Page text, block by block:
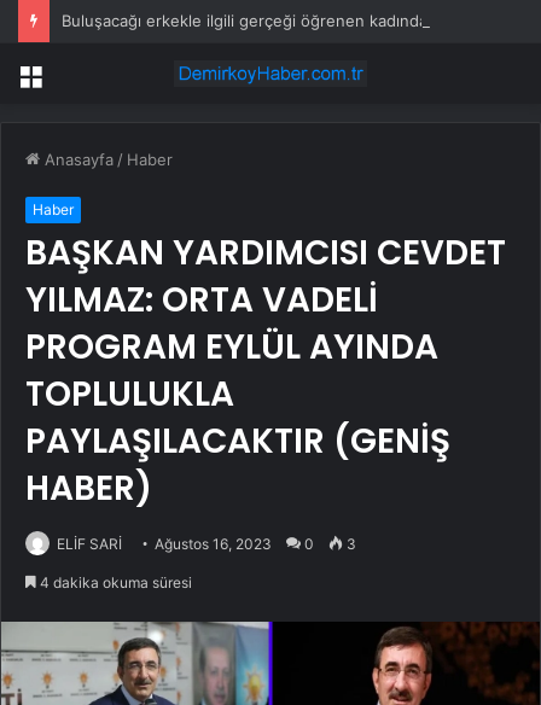
Menü
Anasayfa / Haber
Haber
BAŞKAN YARDIMCISI CEVDET
YILMAZ: ORTA VADELİ
PROGRAM EYLÜL AYINDA
TOPLULUKLA
PAYLAŞILACAKTIR (GENİŞ
HABER)
ELİF SARİ Ağustos 16, 2023 0 3
4 dakika okuma süresi